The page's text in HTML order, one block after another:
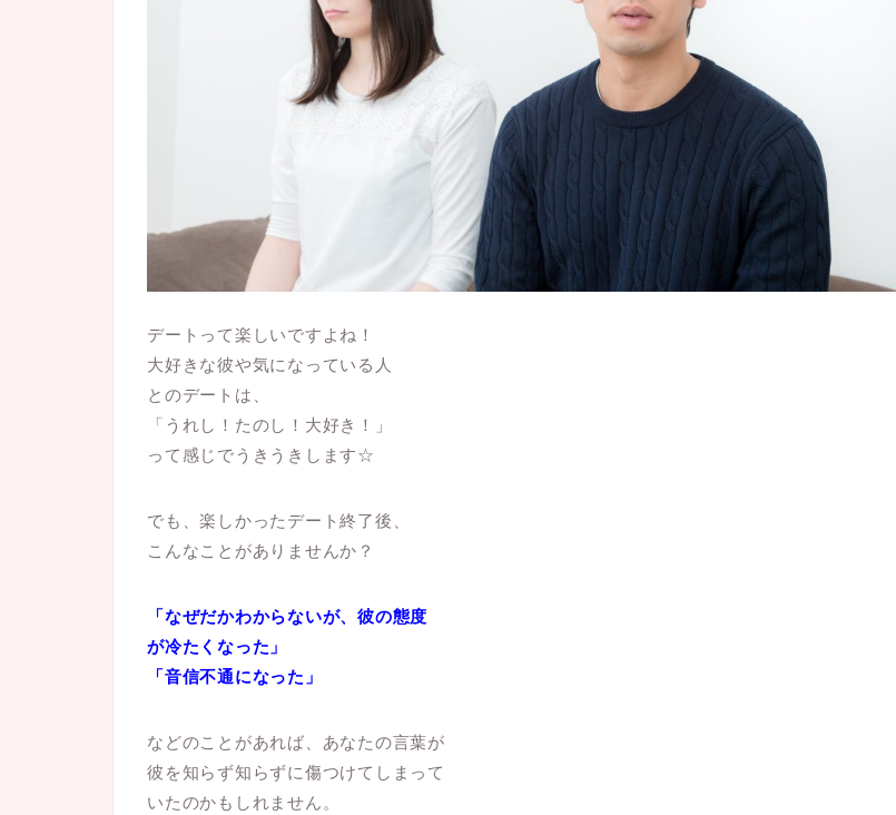
デートって楽しいですよね！
大好きな彼や気になっている人
とのデートは、
「うれし！たのし！大好き！」
って感じでうきうきします☆
でも、楽しかったデート終了後、
こんなことがありませんか？
「なぜだかわからないが、彼の態度
が冷たくなった」
「音信不通になった」
などのことがあれば、あなたの言葉が
彼を知らず知らずに傷つけてしまって
いたのかもしれません。